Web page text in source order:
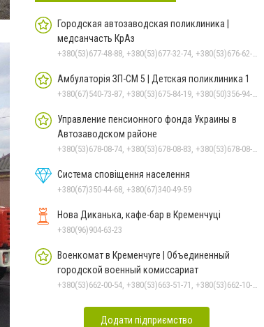
Городская автозаводская поликлиника |
медсанчасть КрАз
+380(53)677-48-88, +380(53)677-32-74, +380(53)676-62-99, +380536766187
Амбулаторія ЗП-СМ 5 | Детская поликлиника 1
+380(67)540-73-87, +380(53)675-84-19, +380(50)356-94-69
Управление пенсионного фонда Украины в
Автозаводском районе
+380(53)678-08-74, +380(53)678-08-83, +380(53)678-08-41, +380(53)678-08-86, +380(53)678-09-05
Система сповіщення населення
+380(67)350-44-68, +380(67)340-49-59
Нова Диканька, кафе-бар в Кременчуці
+380(96)904-63-23
Военкомат в Кременчуге | Объединенный
городской военный комиссариат
+380(53)662-00-54, +380(53)663-51-71, +380(53)662-10-35
Додати підприємство